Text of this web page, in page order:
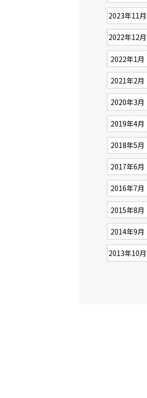
2023年11月
2022年12月
2022年1月
2021年2月
2020年3月
2019年4月
2018年5月
2017年6月
2016年7月
2015年8月
2014年9月
2013年10月